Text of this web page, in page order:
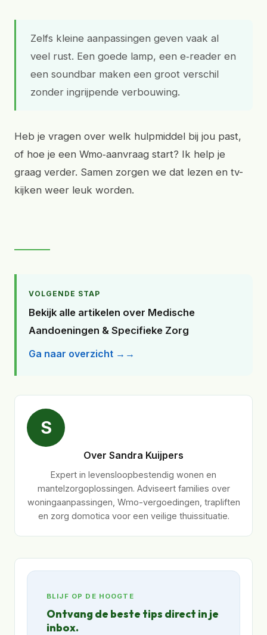
Zelfs kleine aanpassingen geven vaak al
veel rust. Een goede lamp, een e‑reader en
een soundbar maken een groot verschil
zonder ingrijpende verbouwing.
Heb je vragen over welk hulpmiddel bij jou past,
of hoe je een Wmo‑aanvraag start? Ik help je
graag verder. Samen zorgen we dat lezen en tv-
kijken weer leuk worden.
VOLGENDE STAP
Bekijk alle artikelen over Medische
Aandoeningen & Specifieke Zorg
Ga naar overzicht →
S
Over Sandra Kuijpers
Expert in levensloopbestendig wonen en
mantelzorgoplossingen. Adviseert families over
woningaanpassingen, Wmo-vergoedingen, trapliften
en zorg domotica voor een veilige thuissituatie.
BLIJF OP DE HOOGTE
Ontvang de beste tips direct in je
inbox.